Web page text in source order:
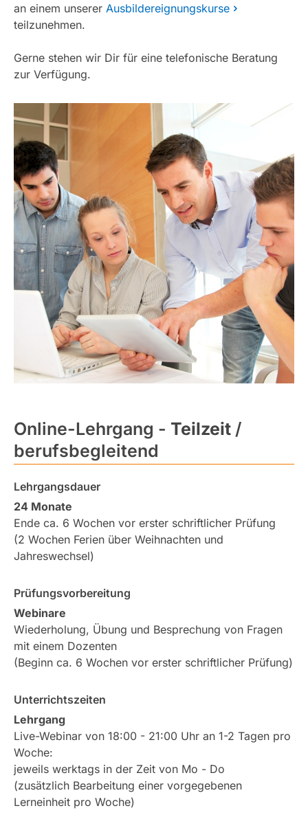
an einem unserer Ausbildereignungskurse
teilzunehmen.
Gerne stehen wir Dir für eine telefonische Beratung
zur Verfügung.
Online-Lehrgang - Teilzeit /
berufsbegleitend
Lehrgangsdauer
24 Monate
Ende ca. 6 Wochen vor erster schriftlicher Prüfung
(2 Wochen Ferien über Weihnachten und
Jahreswechsel)
Prüfungsvorbereitung
Webinare
Wiederholung, Übung und Besprechung von Fragen
mit einem Dozenten
(Beginn ca. 6 Wochen vor erster schriftlicher Prüfung)
Unterrichtszeiten
Lehrgang
Live-Webinar von 18:00 - 21:00 Uhr an 1-2 Tagen pro
Woche:
jeweils werktags in der Zeit von Mo - Do
(zusätzlich Bearbeitung einer vorgegebenen
Lerneinheit pro Woche)